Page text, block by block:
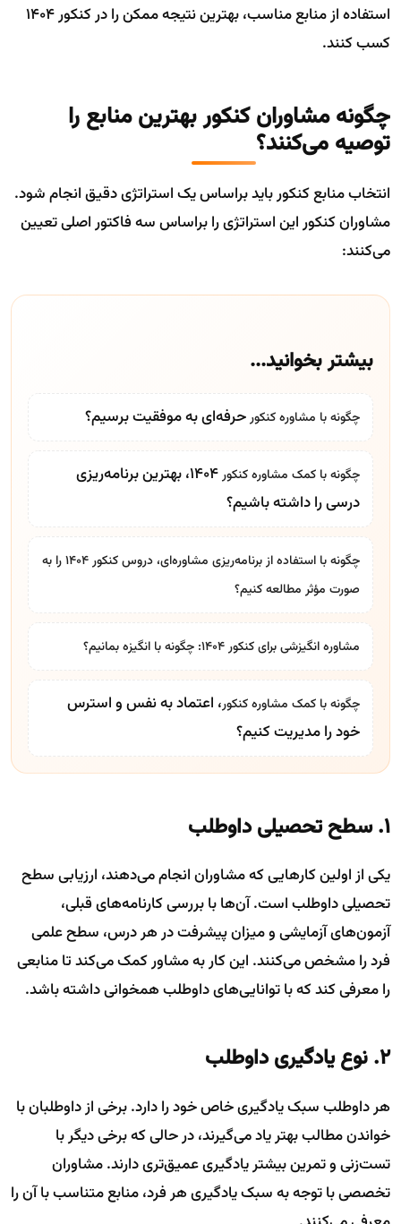
استفاده از منابع مناسب، بهترین نتیجه ممکن را در کنکور ۱۴۰۴
کسب کنند.
چگونه مشاوران کنکور بهترین منابع را
توصیه می‌کنند؟
انتخاب منابع کنکور باید براساس یک استراتژی دقیق انجام شود.
مشاوران کنکور این استراتژی را براساس سه فاکتور اصلی تعیین
می‌کنند:
بیشتر بخوانید...
چگونه با مشاوره کنکورحرفه‌ای به موفقیت برسیم؟
چگونه با کمک مشاوره کنکور
۱۴۰۴، بهترین برنامه‌ریزی
درسی را داشته باشیم؟
چگونه با استفاده از برنامه‌ریزی مشاوره‌ای، دروس کنکور ۱۴۰۴ را به
صورت مؤثر مطالعه کنیم؟
مشاوره انگیزشی برای کنکور ۱۴۰۴: چگونه با انگیزه بمانیم؟
چگونه با کمک مشاوره کنکور، اعتماد به نفس و استرس
خود را مدیریت کنیم؟
۱. سطح تحصیلی داوطلب
یکی از اولین کارهایی که مشاوران انجام می‌دهند، ارزیابی سطح
تحصیلی داوطلب است. آن‌ها با بررسی کارنامه‌های قبلی،
آزمون‌های آزمایشی و میزان پیشرفت در هر درس، سطح علمی
فرد را مشخص می‌کنند. این کار به مشاور کمک می‌کند تا منابعی
را معرفی کند که با توانایی‌های داوطلب همخوانی داشته باشد.
۲. نوع یادگیری داوطلب
هر داوطلب سبک یادگیری خاص خود را دارد. برخی از داوطلبان با
خواندن مطالب بهتر یاد می‌گیرند، در حالی که برخی دیگر با
تست‌زنی و تمرین بیشتر یادگیری عمیق‌تری دارند. مشاوران
تخصصی با توجه به سبک یادگیری هر فرد، منابع متناسب با آن را